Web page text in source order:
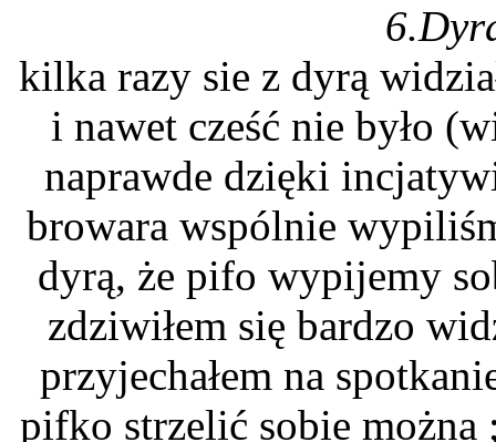
kilka razy sie z dyrą
i nawet cześć nie było
naprawde dzięki
browara wspólnie
dyrą, że pifo wypijemy
zdziwiłem się bardzo
przyjechałem na
pifko strzelić sobie można